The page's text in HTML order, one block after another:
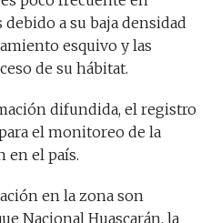
a su baja densidad
esquivo y las
de su hábitat.
difundida, el registro
el monitoreo de la
en el país.
en la zona son
Nacional Huascarán, la